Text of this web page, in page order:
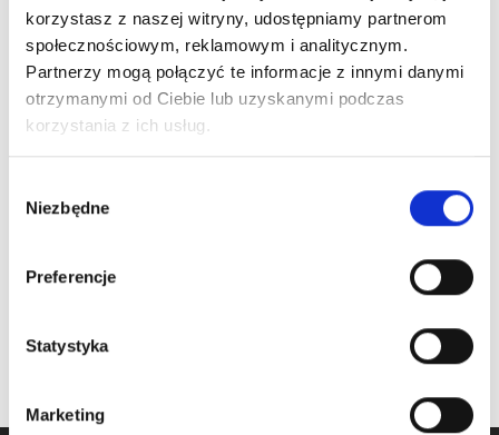
korzystasz z naszej witryny, udostępniamy partnerom
społecznościowym, reklamowym i analitycznym.
Partnerzy mogą połączyć te informacje z innymi danymi
otrzymanymi od Ciebie lub uzyskanymi podczas
korzystania z ich usług.
zgody
Niezbędne
Preferencje
Statystyka
Marketing
ARTICLE:
Top roller carrier LHI
Price inc. VAT
na stanie
ARTICLE:
Top roller carrier for
Price inc. VAT
9.50 € / piece